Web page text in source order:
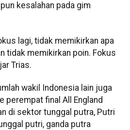
kesalahan pada gim
lagi, tidak memikirkan apa
tidak memikirkan poin. Fokus
Trias.
wakil Indonesia lain juga
perempat final All England
di sektor tunggal putra, Putri
putri, ganda putra